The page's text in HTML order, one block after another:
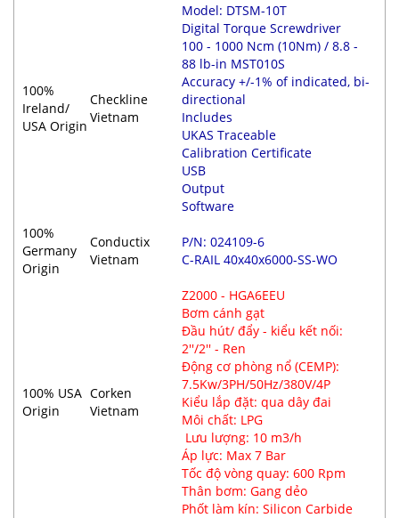
100%
Ireland/
USA Origin
Checkline
Vietnam
Model: DTSM-10T
Digital Torque Screwdriver
100 - 1000 Ncm (10Nm) / 8.8 -
88 lb-in MST010S
Accuracy +/-1% of indicated, bi-
directional
Includes
UKAS Traceable
Calibration Certificate
USB
Output
Software
100%
Germany
Origin
Conductix
Vietnam
P/N: 024109-6
C-RAIL 40x40x6000-SS-WO
100% USA
Origin
Corken
Vietnam
Z2000 - HGA6EEU
Bơm cánh gạt
Đầu hút/ đẩy - kiểu kết nối:
2''/2'' - Ren
Động cơ phòng nổ (CEMP):
7.5Kw/3PH/50Hz/380V/4P
Kiểu lắp đặt: qua dây đai
Môi chất: LPG
Lưu lượng: 10 m3/h
Áp lực: Max 7 Bar
Tốc độ vòng quay: 600 Rpm
Thân bơm: Gang dẻo
Phốt làm kín: Silicon Carbide